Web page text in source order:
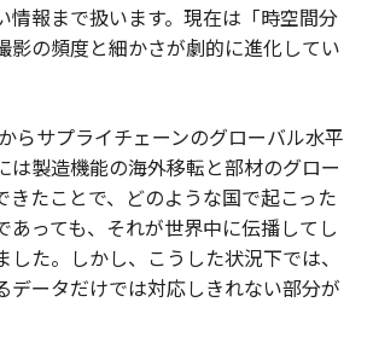
情報まで扱います。現在は「時空間分
影の頻度と細かさが劇的に進化してい
らサプライチェーンのグローバル水平
は製造機能の海外移転と部材のグロー
きたことで、どのような国で起こった
あっても、それが世界中に伝播してし
した。しかし、こうした状況下では、
データだけでは対応しきれない部分が